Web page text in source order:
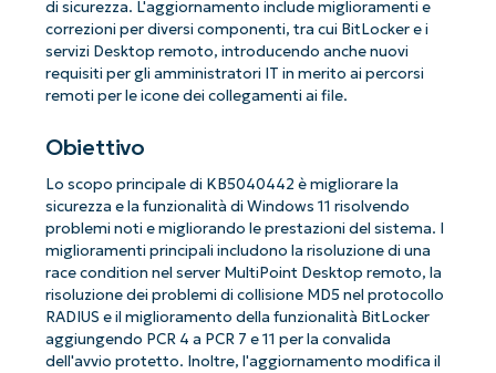
di sicurezza. L'aggiornamento include miglioramenti e
correzioni per diversi componenti, tra cui BitLocker e i
servizi Desktop remoto, introducendo anche nuovi
requisiti per gli amministratori IT in merito ai percorsi
remoti per le icone dei collegamenti ai file.
Obiettivo
Lo scopo principale di KB5040442 è migliorare la
sicurezza e la funzionalità di Windows 11 risolvendo
problemi noti e migliorando le prestazioni del sistema. I
miglioramenti principali includono la risoluzione di una
race condition nel server MultiPoint Desktop remoto, la
risoluzione dei problemi di collisione MD5 nel protocollo
RADIUS e il miglioramento della funzionalità BitLocker
aggiungendo PCR 4 a PCR 7 e 11 per la convalida
dell'avvio protetto. Inoltre, l'aggiornamento modifica il